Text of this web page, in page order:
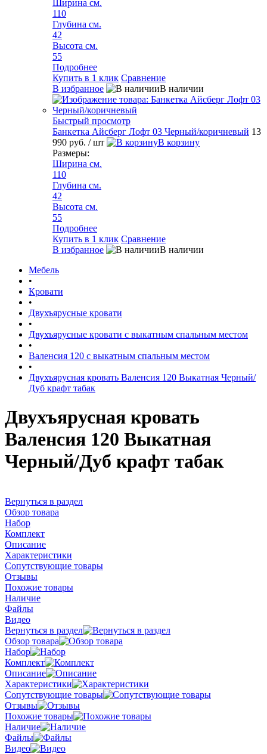
Ширина см.
110
Глубина см.
42
Высота см.
55
Подробнее
Купить в 1 клик Сравнение
В избранное
В наличии
Быстрый просмотр
Банкетка Айсберг Лофт 03 Черный/коричневый 13
990 руб. / шт
В корзину
Размеры:
Ширина см.
110
Глубина см.
42
Высота см.
55
Подробнее
Купить в 1 клик Сравнение
В избранное
В наличии
Мебель
•
Кровати
•
Двухъярусные кровати
•
Двухъярусные кровати с выкатным спальным местом
•
Валенсия 120 с выкатным спальным местом
•
Двухъярусная кровать Валенсия 120 Выкатная Черный/
Дуб крафт табак
Двухъярусная кровать
Валенсия 120 Выкатная
Черный/Дуб крафт табак
Вернуться в раздел
Обзор товара
Набор
Комплект
Описание
Характеристики
Сопутствующие товары
Отзывы
Похожие товары
Наличие
Файлы
Видео
Вернуться в раздел
Обзор товара
Набор
Комплект
Описание
Характеристики
Сопутствующие товары
Отзывы
Похожие товары
Наличие
Файлы
Видео